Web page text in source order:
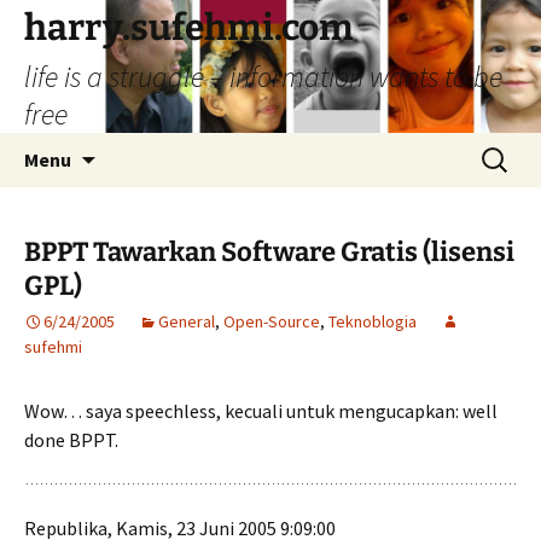
Skip
content
harry.sufehmi.com
life is a struggle – information wants to be
free
Menu
Search
for:
BPPT Tawarkan Software Gratis (lisensi
GPL)
6/24/2005 General, Open-Source, Teknoblogia
sufehmi
Wow… saya speechless, kecuali untuk mengucapkan: well
done BPPT.
Republika, Kamis, 23 Juni 2005 9:09:00